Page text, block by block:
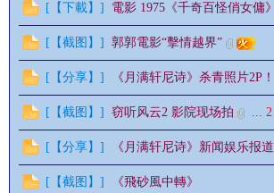
[ 【下載】 ] 電影 1975《千奇百怪俏女傭》
[ 【截图】 ] 郭郭電影“擊情越界”
[ 【分享】 ] 《月满轩尼诗》杀青照片2P！
[ 【截图】 ] 窃听风云2 影院现场拍 ... 2
[ 【分享】 ] 《月满轩尼诗》新闻娱乐报道
[ 【截图】 ] 《飛砂風中轉》